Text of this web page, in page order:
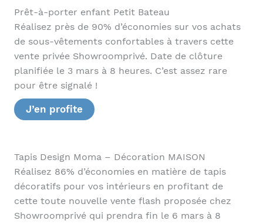
Prêt-à-porter enfant Petit Bateau
Réalisez près de 90% d’économies sur vos achats
de sous-vêtements confortables à travers cette
vente privée Showroomprivé. Date de clôture
planifiée le 3 mars à 8 heures. C’est assez rare
pour être signalé !
J’en profite
Tapis Design Moma – Décoration MAISON
Réalisez 86% d’économies en matière de tapis
décoratifs pour vos intérieurs en profitant de
cette toute nouvelle vente flash proposée chez
Showroomprivé qui prendra fin le 6 mars à 8